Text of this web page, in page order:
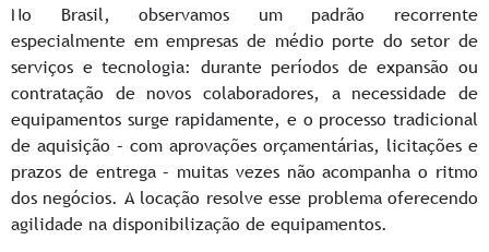
No Brasil, observamos um padrão recorrente
especialmente em empresas de médio porte do setor de
serviços e tecnologia: durante períodos de expansão ou
contratação de novos colaboradores, a necessidade de
equipamentos surge rapidamente, e o processo tradicional
de aquisição – com aprovações orçamentárias, licitações e
prazos de entrega – muitas vezes não acompanha o ritmo
dos negócios. A locação resolve esse problema oferecendo
agilidade na disponibilização de equipamentos.